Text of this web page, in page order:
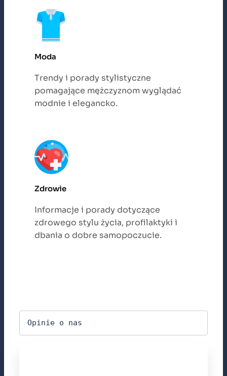
Moda
Trendy i porady stylistyczne
pomagające mężczyznom wyglądać
modnie i elegancko.
Zdrowie
Informacje i porady dotyczące
zdrowego stylu życia, profilaktyki i
dbania o dobre samopoczucie.
Opinie o nas